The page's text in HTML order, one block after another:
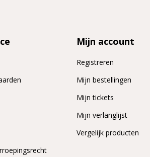
Mijn account
Registreren
Mijn bestellingen
Mijn tickets
Mijn verlanglijst
Vergelijk producten